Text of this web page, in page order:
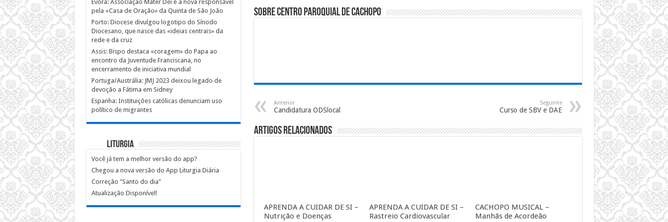
Sobre Centro Paroquial de Cachopo
Anterior
Candidatura ODSlocal
Seguinte
Curso de SBV e DAE
Artigos relacionados
APRENDA A CUIDAR DE SI –
Nutrição e Doenças
APRENDA A CUIDAR DE SI –
Rastreio Cardiovascular
CACHOPO MUSICAL –
Manhãs de Acordeão
Évora: Associação Mater Dei é a nova responsável
pela «Casa de Oração» da Quinta de São João
Porto: Diocese divulgou logotipo do Sínodo
Diocesano, que nasce das «ideias centrais» da
rede e da cruz
Assis: Bispo destaca «coragem» do Papa ao
encontro da Juventude Franciscana, no
encerramento de iniciativa mundial
Portuga/Austrália: JMJ 2023 deixou legado de
devoção a Fátima em Sidney
Espanha: Instituições católicas denunciam uso
político de migrantes
Liturgia
Você já tem a melhor versão do app?
Chegou a nova versão do App Liturgia Diária
Correção "Santo do dia"
Atualização Disponível!